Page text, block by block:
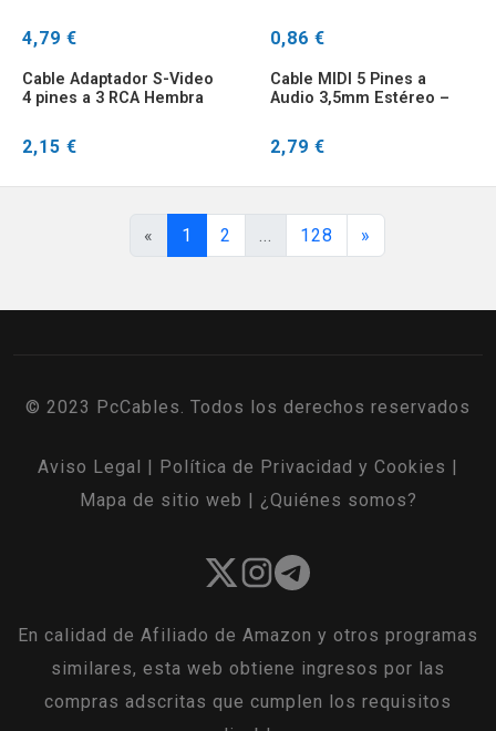
4,79 € 0,86 €
Cable Adaptador S-Video
4 pines a 3 RCA Hembra
2,15 €
Cable MIDI 5 Pines a
Audio 3,5mm Estéreo –
2,79 €
« 1 2 ... 128 »
© 2023 PcCables. Todos los derechos reservados
Aviso Legal Política de Privacidad y Cookies
Mapa de sitio web
¿Quiénes somos?
En calidad de Afiliado de Amazon y otros programas
similares, esta web obtiene ingresos por las
compras adscritas que cumplen los requisitos